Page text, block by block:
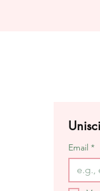
Email *